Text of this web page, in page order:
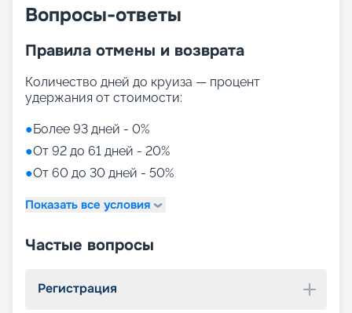
Вопросы-ответы
Правила отмены и возврата
Количество дней до круиза — процент
удержания от стоимости:
●Более 93 дней - 0%
●От 92 до 61 дней - 20%
●От 60 до 30 дней - 50%
Показать все условия
Частые вопросы
Регистрация